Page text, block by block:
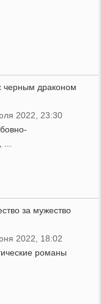
черным драконом
2022, 23:30
за мужество
2022, 18:02
романы